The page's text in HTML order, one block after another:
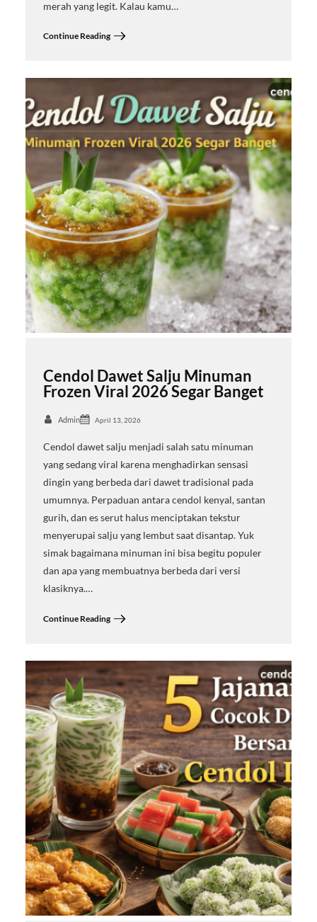
merah yang legit. Kalau kamu…
Continue Reading
Cendol Dawet Salju Minuman
Frozen Viral 2026 Segar Banget
Admin April 13, 2026
Cendol dawet salju menjadi salah satu minuman
yang sedang viral karena menghadirkan sensasi
dingin yang berbeda dari dawet tradisional pada
umumnya. Perpaduan antara cendol kenyal, santan
gurih, dan es serut halus menciptakan tekstur
menyerupai salju yang lembut saat disantap. Yuk
simak bagaimana minuman ini bisa begitu populer
dan apa yang membuatnya berbeda dari versi
klasiknya.…
Continue Reading